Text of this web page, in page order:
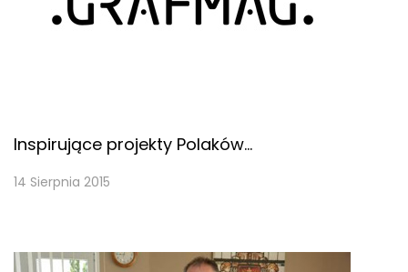
Inspirujące projekty Polaków…
14 Sierpnia 2015